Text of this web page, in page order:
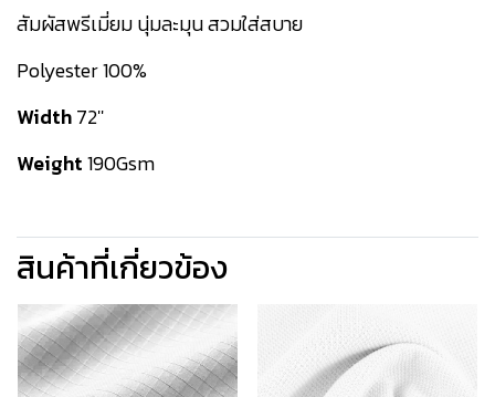
สัมผัสพรีเมี่ยม นุ่มละมุน สวมใส่สบาย
Polyester 100%
Width72''
Weight190Gsm
สินค้าที่เกี่ยวข้อง